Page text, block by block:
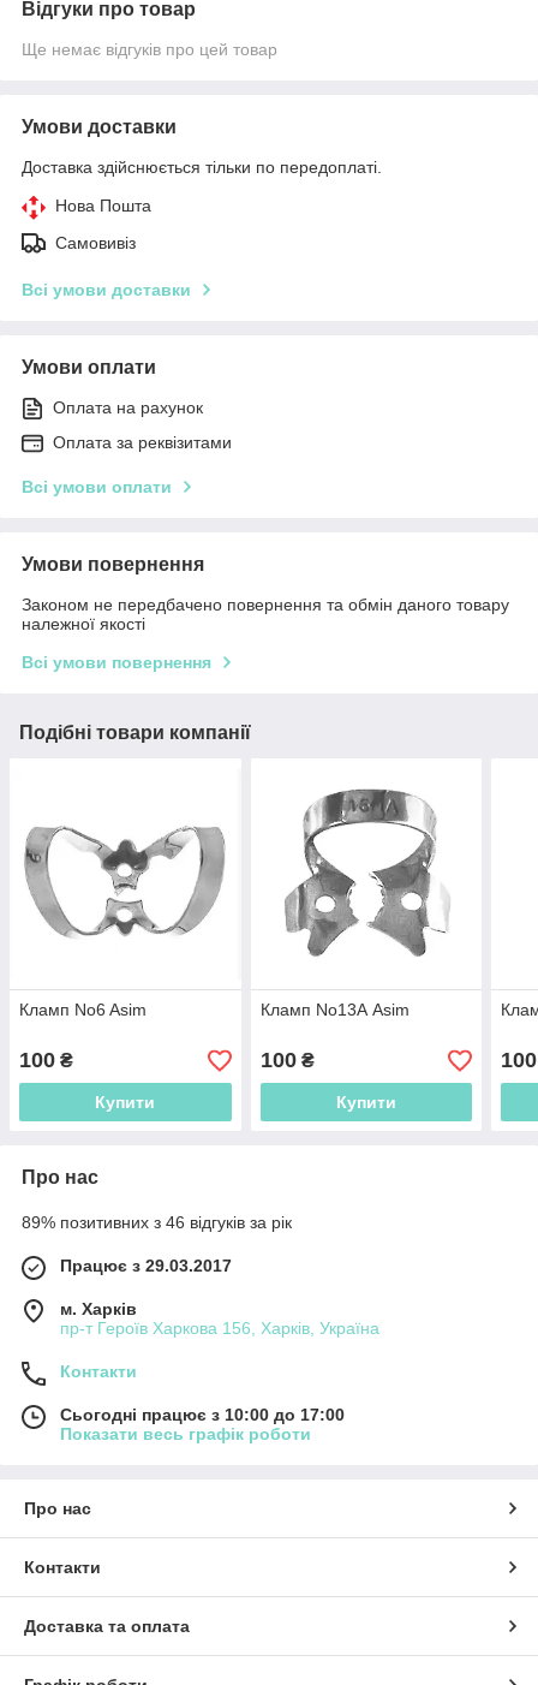
Відгуки про товар
Ще немає відгуків про цей товар
Умови доставки
Доставка здійснюється тільки по передоплаті.
Нова Пошта
Самовивіз
Всі умови доставки
Умови оплати
Оплата на рахунок
Оплата за реквізитами
Всі умови оплати
Умови повернення
Законом не передбачено повернення та обмін даного товару
належної якості
Всі умови повернення
Подібні товари компанії
Кламп No6 Asim
100 ₴
Купити
Кламп No13А Asim
100₴
Купити
100
Про нас
89% позитивних з 46 відгуків за рік
Працює з 29.03.2017
м. Харків
пр-т Героїв Харкова 156, Харків, Україна
Контакти
Сьогодні працює з 10:00 до 17:00
Показати весь графік роботи
Про нас
Контакти
Доставка та оплата